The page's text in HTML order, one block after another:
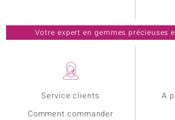
Service clients
Comment commander
A
Votre expert en gemmes précieuses